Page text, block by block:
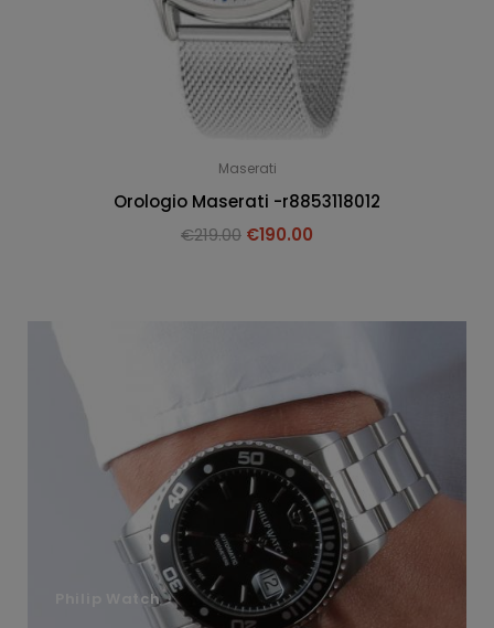
Maserati
Orologio Maserati -r8853118012
€219.00 €190.00
Philip Watch